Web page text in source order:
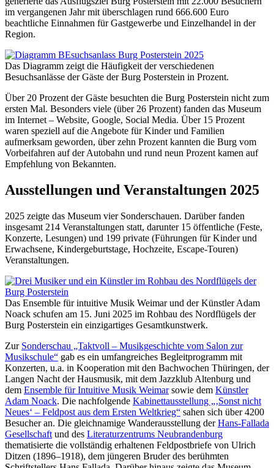
im vergangenen Jahr mit überschlagen rund 666.600 Euro
beachtliche Einnahmen für Gastgewerbe und Einzelhandel in der
Region.
Das Diagramm zeigt die Häufigkeit der verschiedenen
Besuchsanlässe der Gäste der Burg Posterstein in Prozent.
Über 20 Prozent der Gäste besuchten die Burg Posterstein nicht zum
ersten Mal. Besonders viele (über 26 Prozent) fanden das Museum
im Internet – Website, Google, Social Media. Über 15 Prozent
waren speziell auf die Angebote für Kinder und Familien
aufmerksam geworden, über zehn Prozent kannten die Burg vom
Vorbeifahren auf der Autobahn und rund neun Prozent kamen auf
Empfehlung von Bekannten.
Ausstellungen und Veranstaltungen 2025
2025 zeigte das Museum vier Sonderschauen. Darüber fanden
insgesamt 214 Veranstaltungen statt, darunter 15 öffentliche (Feste,
Konzerte, Lesungen) und 199 private (Führungen für Kinder und
Erwachsene, Kindergeburtstage, Hochzeite, Escape-Touren)
Veranstaltungen.
Das Ensemble für intuitive Musik Weimar und der Künstler Adam
Noack schufen am 15. Juni 2025 im Rohbau des Nordflügels der
Burg Posterstein ein einzigartiges Gesamtkunstwerk.
Zur Sonderschau „Taktvoll – Musikgeschichte vom Salon zur
Musikschule“ gab es ein umfangreiches Begleitprogramm mit
Konzerten, u.a. in Kooperation mit den Bachwochen Thüringen, der
Langen Nacht der Hausmusik, mit dem Jazzklub Altenburg und
dem Ensemble für Intuitive Musik Weimarsowie dem Künstler
Adam Noack. Die nachfolgende Kabinettausstellung „‚Sonst nicht
Neues‘ – Feldpost aus dem Ersten Weltkrieg“ sahen sich über 4200
Besucher an. Die gleichnamige Wanderausstellung derHans-Fallada
Gesellschaft und des Literaturzentrums Neubrandenburg
thematisierte die vollständig erhaltenen Feldpostbriefe von Ulrich
Ditzen (1896–1918), dem jüngeren Bruder des berühmten